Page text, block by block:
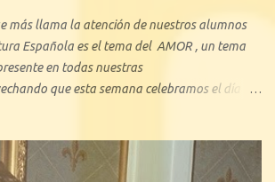
más llama la atención de nuestros alumnos
Española es el tema del AMOR , un tema
en todas nuestras
que esta semana celebramos el día de
Con 1º de Bachillerato y 3º ESO hemos
el amor cortés medieval, y también, en